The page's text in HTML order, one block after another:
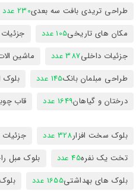
طراحی تریدی بافت سه بعدی230 عدد
مکان های تاریخی105 عدد جزئیات
جزئیات داخلی387 عدد ماشین الات
طراحی مبلمان بانک145 عدد بلوک
درختان و گیاهان1649 عدد قاب
بلوک سخت افزار328 عدد جزئیات
تخت یک نفره45 عدد بلوک مبل
بلوک های بهداشتی1655 عدد